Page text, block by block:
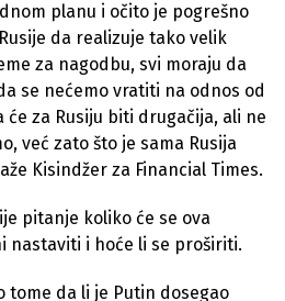
planu i očito je pogrešno
da realizuje tako velik
za nagodbu, svi moraju da
se nećemo vratiti na odnos od
će za Rusiju biti drugačija, ali ne
već zato što je sama Rusija
Kisindžer za Financial Times.
pitanje koliko će se ova
nastaviti i hoće li se proširiti.
tome da li je Putin dosegao